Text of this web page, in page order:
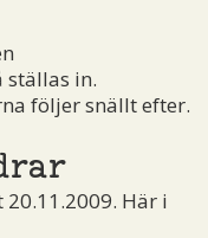
ställas in.
följer snällt efter.
Här i